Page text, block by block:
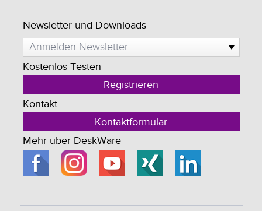
Newsletter und Downloads
Anmelden Newsletter
Kostenlos Testen
Registrieren
Kontakt
Kontaktformular
Mehr über DeskWare